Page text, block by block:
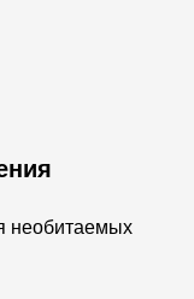
необитаемых